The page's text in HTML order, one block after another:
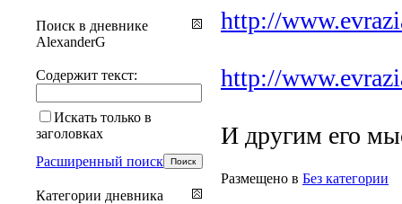
http://
http://
И другим его
Размещено в Без категории
Поиск в дневнике
AlexanderG
Содержит текст:
Искать только в
заголовках
Расширенный поиск
Категории дневника